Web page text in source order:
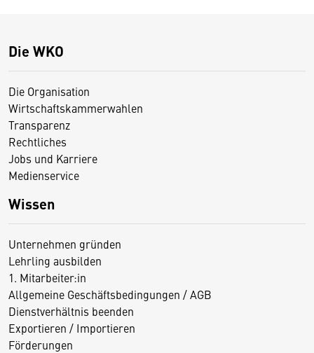
Die WKO
Die Organisation
Wirtschaftskammerwahlen
Transparenz
Rechtliches
Jobs und Karriere
Medienservice
Wissen
Unternehmen gründen
Lehrling ausbilden
1. Mitarbeiter:in
Allgemeine Geschäftsbedingungen / AGB
Dienstverhältnis beenden
Exportieren / Importieren
Förderungen